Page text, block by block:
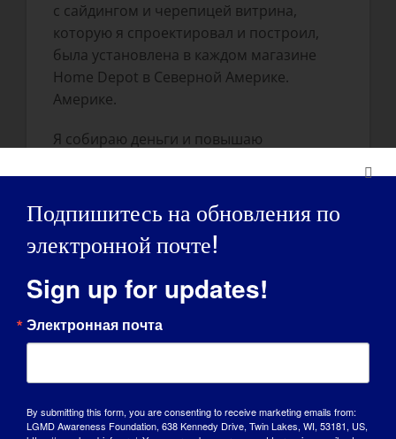
с сайдингом и черепицей витрина,
которую я спроектировал и построил,
была установлена в каждом магазине
Home Depot в Северной Америке.
Америке.
Я собираю деньги и повышаю
собираю около $12,000.00
Я также был президентом отделения
Лондоне, Онтарио, в течение 4 лет.
чтобы вы стали человеком, которым
Подпишитесь на обновления по
электронной почте!
Sign up for updates!
Электронная почта
By submitting this form, you are consenting to receive marketing emails from:
LGMD Awareness Foundation, 638 Kennedy Drive, Twin Lakes, WI, 53181, US,